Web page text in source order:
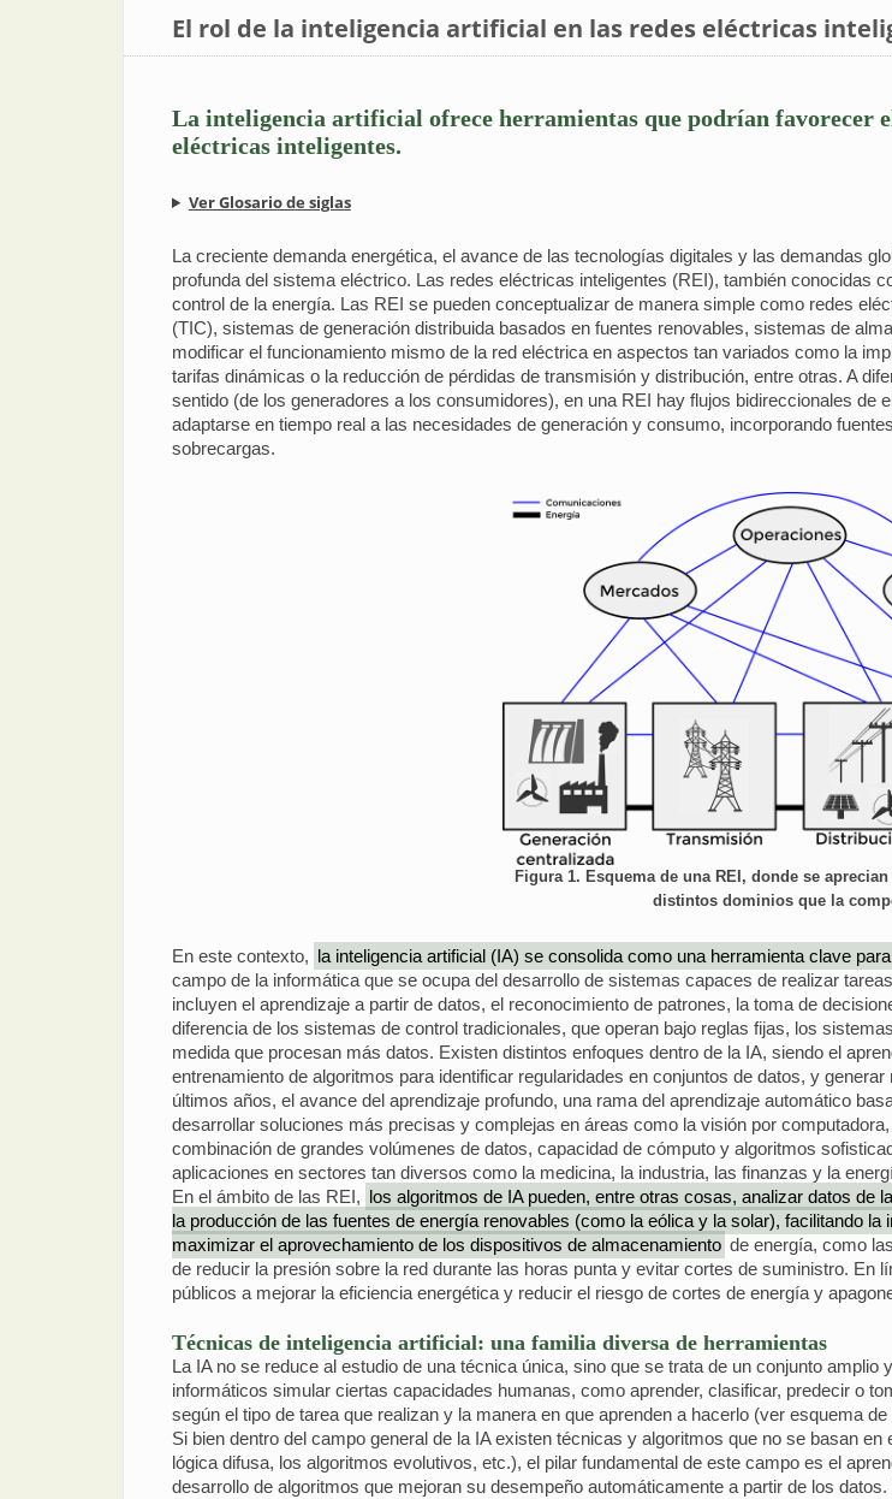
El rol de la inteligencia artificial en las redes eléctricas
La inteligencia artificial ofrece herramientas que podrían favorecer
eléctricas inteligentes.
Ver Glosario de siglas
La creciente demanda energética, el avance de las tecnologías digitales y las demandas
profunda del sistema eléctrico. Las redes eléctricas inteligentes (REI), también conocidas
control de la energía. Las REI se pueden conceptualizar de manera simple como redes
(TIC), sistemas de generación distribuida basados en fuentes renovables, sistemas de
modificar el funcionamiento mismo de la red eléctrica en aspectos tan variados como la
tarifas dinámicas o la reducción de pérdidas de transmisión y distribución, entre otras. A
sentido (de los generadores a los consumidores), en una REI hay flujos bidireccionales
adaptarse en tiempo real a las necesidades de generación y consumo, incorporando
sobrecargas.
Figura 1. Esquema de una REI, donde se
distintos dominios que la
En este contexto, la inteligencia artificial (IA) se consolida como una herramienta clave
campo de la informática que se ocupa del desarrollo de sistemas capaces de realizar
incluyen el aprendizaje a partir de datos, el reconocimiento de patrones, la toma de
diferencia de los sistemas de control tradicionales, que operan bajo reglas fijas, los
medida que procesan más datos. Existen distintos enfoques dentro de la IA, siendo el
entrenamiento de algoritmos para identificar regularidades en conjuntos de datos, y
últimos años, el avance del aprendizaje profundo, una rama del aprendizaje automático
desarrollar soluciones más precisas y complejas en áreas como la visión por
combinación de grandes volúmenes de datos, capacidad de cómputo y algoritmos
aplicaciones en sectores tan diversos como la medicina, la industria, las finanzas y la
En el ámbito de las REI, los algoritmos de IA pueden, entre otras cosas, analizar datos
la producción de las fuentes de energía renovables (como la eólica y la solar), facilitando
maximizar el aprovechamiento de los dispositivos de almacenamiento de energía, como
de reducir la presión sobre la red durante las horas punta y evitar cortes de suministro. En
públicos a mejorar la eficiencia energética y reducir el riesgo de cortes de energía y
Técnicas de inteligencia artificial: una familia diversa de herramientas
La IA no se reduce al estudio de una técnica única, sino que se trata de un conjunto
informáticos simular ciertas capacidades humanas, como aprender, clasificar, predecir o
según el tipo de tarea que realizan y la manera en que aprenden a hacerlo (ver esquema de
Si bien dentro del campo general de la IA existen técnicas y algoritmos que no se basan
lógica difusa, los algoritmos evolutivos, etc.), el pilar fundamental de este campo es el
desarrollo de algoritmos que mejoran su desempeño automáticamente a partir de los